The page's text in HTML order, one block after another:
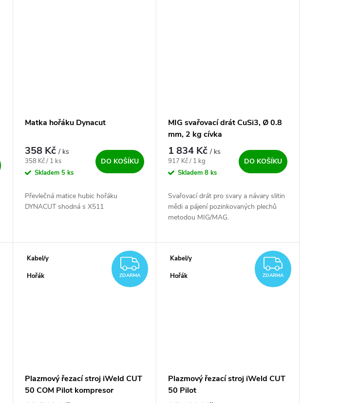
Matka hořáku Dynacut
358 Kč/ ks
Měrná cena:
358 Kč / 1 ks
Skladem 5 ks
DO KOŠÍKU
Převlečná matice hubic hořáku
DYNACUT shodná s X511
MIG svařovací drát CuSi3, Ø 0.8
mm, 2 kg cívka
1 834 Kč/ ks
Měrná cena:
917 Kč / 1 kg
Skladem 8 ks
DO KOŠÍKU
Svařovací drát pro svary a návary slitin
mědi a pájení pozinkovaných plechů
metodou MIG/MAG.
Kabel/y
Hořák
ZDARMA
ZDARMA
Plazmový řezací stroj iWeld CUT
50 COM Pilot kompresor
Kabel/y
Hořák
ZDARMA
Plazmový řezací stroj iWeld CUT
50 Pilot